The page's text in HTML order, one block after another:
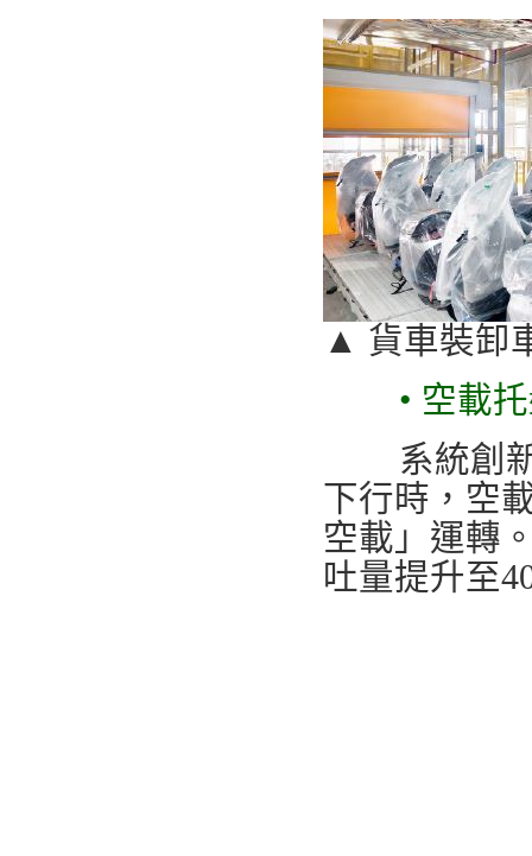
▲ 貨車裝卸
• 空載
系統創新
下行時，空
空載」運轉
吐量提升至